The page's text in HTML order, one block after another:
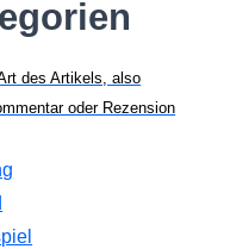
des Artikels, also
oder Rezension